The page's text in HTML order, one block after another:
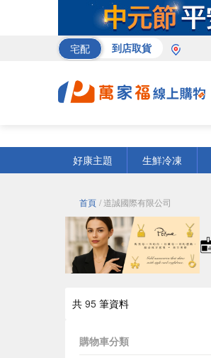
宅配 到店取貨
好康主題
生鮮冷凍
首頁 / 道誠國際有限公司
共 95 筆資料
購物車分類